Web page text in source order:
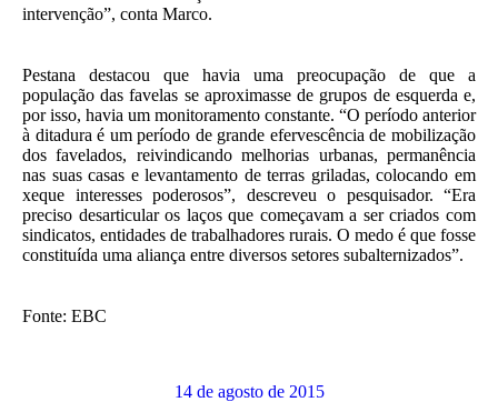
intervenção”, conta Marco.
Pestana destacou que havia uma preocupação de que a
população das favelas se aproximasse de grupos de esquerda e,
por isso, havia um monitoramento constante. “O período anterior
à ditadura é um período de grande efervescência de mobilização
dos favelados, reivindicando melhorias urbanas, permanência
nas suas casas e levantamento de terras griladas, colocando em
xeque interesses poderosos”, descreveu o pesquisador. “Era
preciso desarticular os laços que começavam a ser criados com
sindicatos, entidades de trabalhadores rurais. O medo é que fosse
constituída uma aliança entre diversos setores subalternizados”.
Fonte: EBC
14 de agosto de 2015